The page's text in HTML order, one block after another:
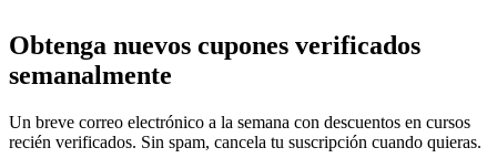
Obtenga nuevos cupones verificados
semanalmente
Un breve correo electrónico a la semana con descuentos en cursos
recién verificados. Sin spam, cancela tu suscripción cuando quieras.